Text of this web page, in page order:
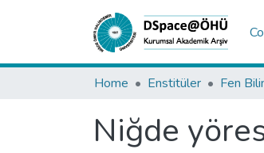
Home Enstitüler Fen
Niğde